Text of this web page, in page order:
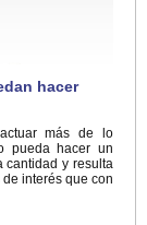
hacer
más de lo
pueda hacer un
cantidad y resulta
interés que con